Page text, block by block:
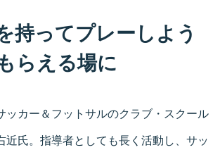
持ってプレーしよう
らえる場に
ッカー＆フットサルのクラブ・スクール
近氏。指導者としても長く活動し、サッ